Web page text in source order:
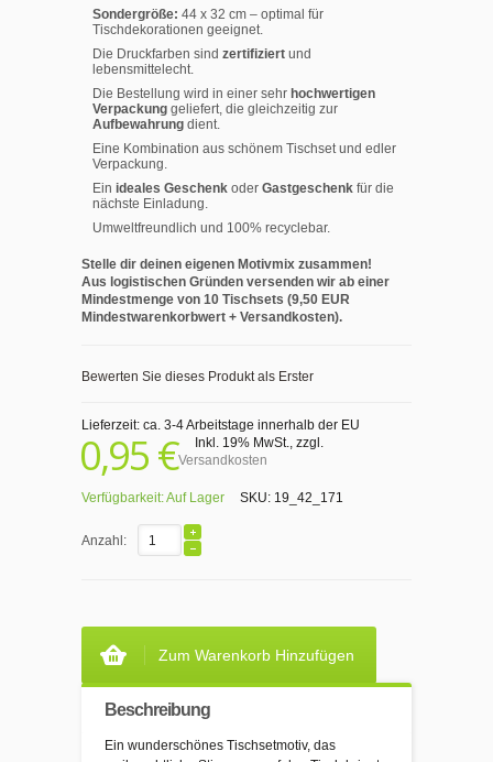
Sondergröße: 44 x 32 cm – optimal für
Tischdekorationen geeignet.
Die Druckfarben sind zertifiziert und
lebensmittelecht.
Die Bestellung wird in einer sehr hochwertigen
Verpackung geliefert, die gleichzeitig zur
Aufbewahrung dient.
Eine Kombination aus schönem Tischset und edler
Verpackung.
Ein ideales Geschenk oder Gastgeschenk für die
nächste Einladung.
Umweltfreundlich und 100% recyclebar.
Stelle dir deinen eigenen Motivmix zusammen!
Aus logistischen Gründen versenden wir ab einer
Mindestmenge von 10 Tischsets (9,50 EUR
Mindestwarenkorbwert + Versandkosten).
Bewerten Sie dieses Produkt als Erster
Lieferzeit: ca. 3-4 Arbeitstage innerhalb der EU
0,95 € Inkl. 19% MwSt., zzgl.
Versandkosten
Verfügbarkeit:Auf Lager SKU: 19_42_171
Anzahl:
Zum Warenkorb Hinzufügen
Beschreibung
Ein wunderschönes Tischsetmotiv, das